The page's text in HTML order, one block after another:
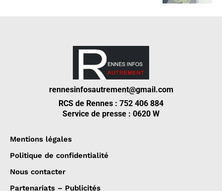
rennesinfosautrement@gmail.com
RCS de Rennes : 752 406 884
Service de presse : 0620 W
Mentions légales
Politique de confidentialité
Nous contacter
Partenariats – Publicités